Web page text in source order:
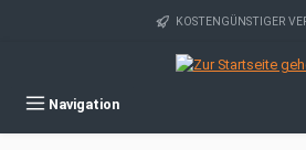
Zum Hauptinhalt springen KOSTENGÜNSTIGER
Navigation